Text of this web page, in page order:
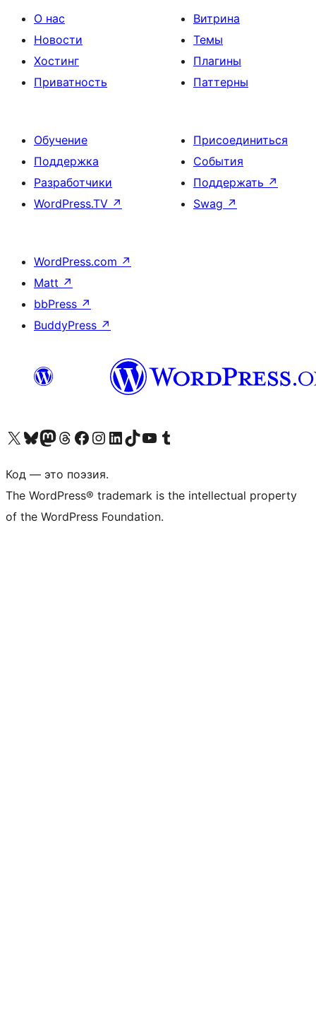
О нас
Новости
Хостинг
Приватность
Витрина
Темы
Плагины
Паттерны
Обучение
Поддержка
Разработчики
WordPress.TV ↗
Присоединиться
События
Поддержать ↗
Swag ↗
WordPress.com ↗
Matt ↗
bbPress ↗
BuddyPress ↗
Посетите нас в X (ранее Twitter)
Посетите нашу учётную запись в Bluesky
Посетите нашу ленту в Mastodon
Посетите нашу учётную запись в Threads
Посетите нашу страницу на Facebook
Посетите наш Instagram
Посетите нашу страницу в LinkedIn
Посетите нашу учётную запись в TikTok
Посетите наш канал YouTube
Посетите нашу учётную запись в Tumblr
Код — это поэзия.
The WordPress® trademark is the intellectual property
of the WordPress Foundation.